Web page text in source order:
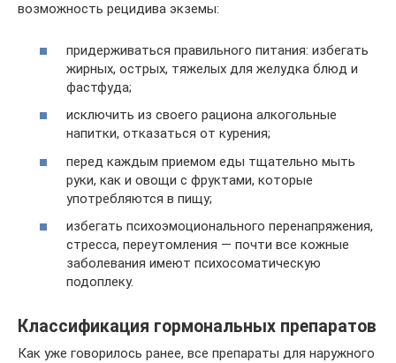
возможность рецидива экземы:
придерживаться правильного питания: избегать
жирных, острых, тяжелых для желудка блюд и
фастфуда;
исключить из своего рациона алкогольные
напитки, отказаться от курения;
перед каждым приемом еды тщательно мыть
руки, как и овощи с фруктами, которые
употребляются в пищу;
избегать психоэмоционального перенапряжения,
стресса, переутомления — почти все кожные
заболевания имеют психосоматическую
подоплеку.
Классификация гормональных препаратов
Как уже говорилось ранее, все препараты для наружного